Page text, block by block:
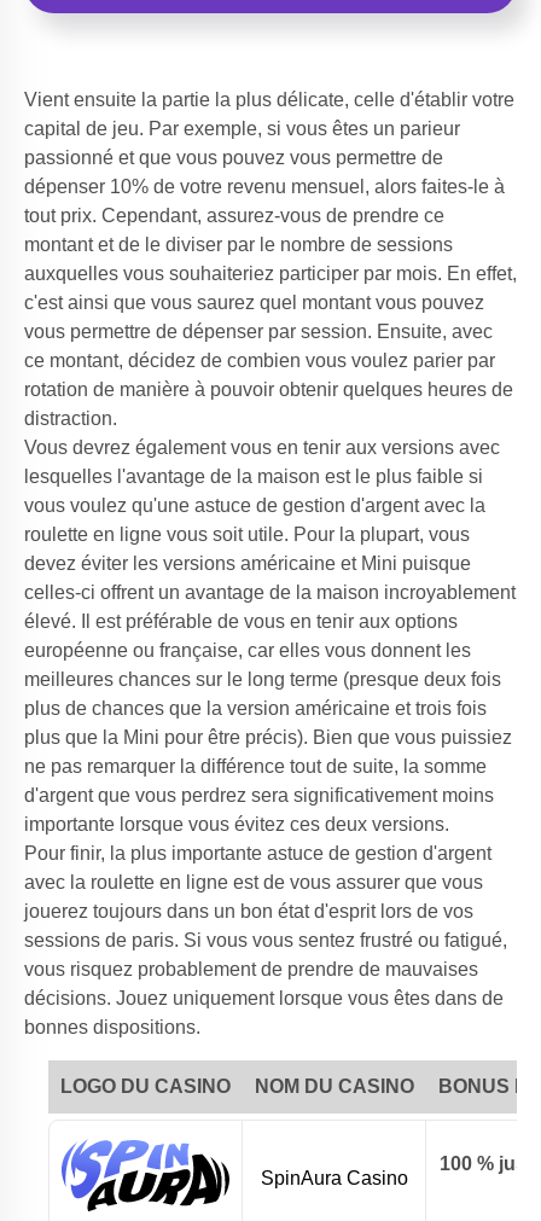
Vient ensuite la partie la plus délicate, celle d'établir votre
capital de jeu. Par exemple, si vous êtes un parieur
passionné et que vous pouvez vous permettre de
dépenser 10% de votre revenu mensuel, alors faites-le à
tout prix. Cependant, assurez-vous de prendre ce
montant et de le diviser par le nombre de sessions
auxquelles vous souhaiteriez participer par mois. En effet,
c'est ainsi que vous saurez quel montant vous pouvez
vous permettre de dépenser par session. Ensuite, avec
ce montant, décidez de combien vous voulez parier par
rotation de manière à pouvoir obtenir quelques heures de
distraction.
Vous devrez également vous en tenir aux versions avec
lesquelles l'avantage de la maison est le plus faible si
vous voulez qu'une astuce de gestion d'argent avec la
roulette en ligne vous soit utile. Pour la plupart, vous
devez éviter les versions américaine et Mini puisque
celles-ci offrent un avantage de la maison incroyablement
élevé. Il est préférable de vous en tenir aux options
européenne ou française, car elles vous donnent les
meilleures chances sur le long terme (presque deux fois
plus de chances que la version américaine et trois fois
plus que la Mini pour être précis). Bien que vous puissiez
ne pas remarquer la différence tout de suite, la somme
d'argent que vous perdrez sera significativement moins
importante lorsque vous évitez ces deux versions.
Pour finir, la plus importante astuce de gestion d'argent
avec la roulette en ligne est de vous assurer que vous
jouerez toujours dans un bon état d'esprit lors de vos
sessions de paris. Si vous vous sentez frustré ou fatigué,
vous risquez probablement de prendre de mauvaises
décisions. Jouez uniquement lorsque vous êtes dans de
bonnes dispositions.
LOGO DU CASINO NOM DU CASINO BONUS
SpinAura Casino
100 %